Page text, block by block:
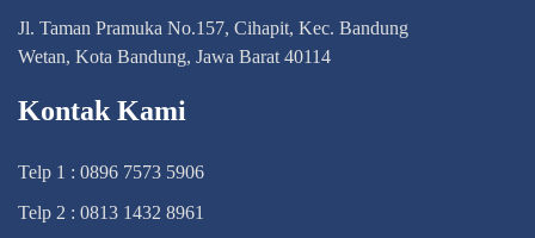
Jl. Taman Pramuka No.157, Cihapit, Kec. Bandung
Wetan, Kota Bandung, Jawa Barat 40114
Kontak Kami
Telp 1 : 0896 7573 5906
Telp 2 : 0813 1432 8961